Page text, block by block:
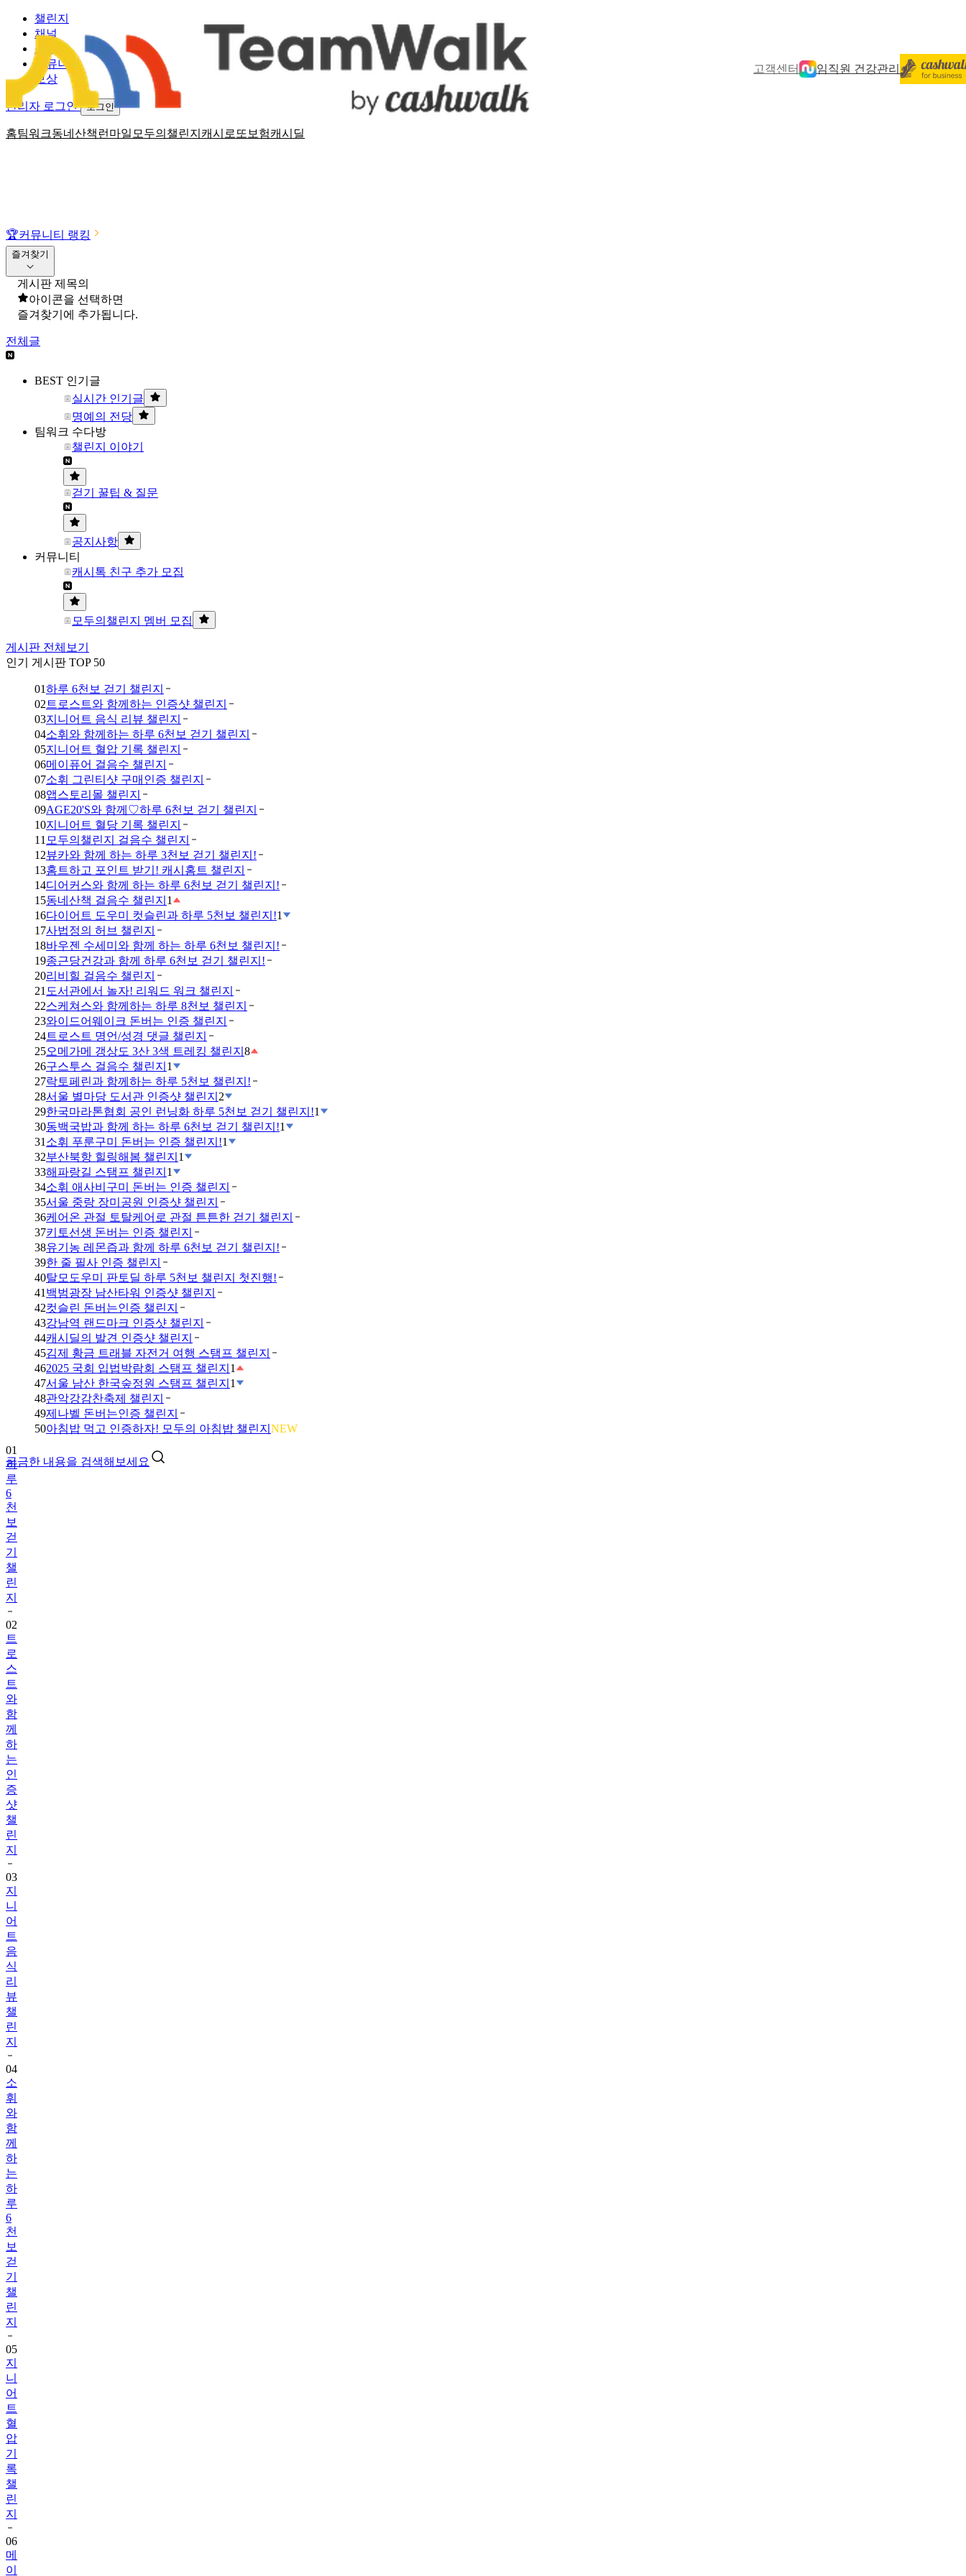
고객센터 임직원 건강관리
홈팀워크동네산책 런마일 모두의챌린지 캐시로또 보험캐시딜
챌린지
채널
소식
커뮤니티
보상
관리자 로그인 로그인
🏆커뮤니티 랭킹
즐겨찾기
게시판 제목의
아이콘을 선택하면
즐겨찾기에 추가됩니다.
전체글
BEST 인기글
실시간 인기글
명예의 전당
팀워크 수다방
챌린지 이야기
걷기 꿀팁 & 질문
공지사항
커뮤니티
캐시톡 친구 추가 모집
모두의챌린지 멤버 모집
게시판 전체보기
인기 게시판 TOP 50
01하루 6천보 걷기 챌린지
02 트로스트와 함께하는 인증샷 챌린지
03지니어트 음식 리뷰 챌린지
04소휘와 함께하는 하루 6천보 걷기 챌린지
05지니어트 혈압 기록 챌린지
06메이퓨어 걸음수 챌린지
07소휘 그린티샷 구매인증 챌린지
08앱스토리몰 챌린지
09AGE20'S와 함께♡하루 6천보 걷기 챌린지
10지니어트 혈당 기록 챌린지
11 모두의챌린지 걸음수 챌린지
12뷰카와 함께 하는 하루 3천보 걷기 챌린지!
13홈트하고 포인트 받기! 캐시홈트 챌린지
14디어커스와 함께 하는 하루 6천보 걷기 챌린지!
15동네산책 걸음수 챌린지 1
16다이어트 도우미 컷슬린과 하루 5천보 챌린지!1
17사법정의 허브 챌린지
18바우젠 수세미와 함께 하는 하루 6천보 챌린지!
19종근당건강과 함께 하루 6천보 걷기 챌린지!
20리비힐 걸음수 챌린지
21 도서관에서 놀자! 리워드 워크 챌린지
22스케쳐스와 함께하는 하루 8천보 챌린지
23와이드어웨이크 돈버는 인증 챌린지
24트로스트 명언/성경 댓글 챌린지
25오메가메 갱상도 3산 3색 트레킹 챌린지 8
26구스투스 걸음수 챌린지 1
27락토페린과 함께하는 하루 5천보 챌린지!
28서울 별마당 도서관 인증샷 챌린지 2
29한국마라톤협회 공인 런닝화 하루 5천보 걷기 챌린지!1
30동백국밥과 함께 하는 하루 6천보 걷기 챌린지!1
31 소휘 푸룬구미 돈버는 인증 챌린지!1
32부산북항 힐링해봄 챌린지 1
33해파랑길 스탬프 챌린지 1
34소휘 애사비구미 돈버는 인증 챌린지
35서울 중랑 장미공원 인증샷 챌린지
36케어온 관절 토탈케어로 관절 튼튼한 걷기 챌린지
37키토선생 돈버는 인증 챌린지
38유기농 레몬즙과 함께 하루 6천보 걷기 챌린지!
39한 줄 필사 인증 챌린지
40탈모도우미 판토딜 하루 5천보 챌린지 첫진행!
41 백범광장 남산타워 인증샷 챌린지
42컷슬린 돈버는인증 챌린지
43강남역 랜드마크 인증샷 챌린지
44캐시딜의 발견 인증샷 챌린지
45김제 황금 트래블 자전거 여행 스탬프 챌린지
462025 국회 입법박람회 스탬프 챌린지 1
47서울 남산 한국숲정원 스탬프 챌린지 1
48관악강감찬축제 챌린지
49제나벨 돈버는인증 챌린지
50아침밥 먹고 인증하자! 모두의 아침밥 챌린지 NEW
궁금한 내용을 검색해보세요
루
6
천
보
걷
기
챌
린
지
02
트
로
스
트
와
함
께
하
는
인
증
샷
챌
린
지
03
지
니
어
트
음
식
리
뷰
챌
린
지
04
소
휘
와
함
께
하
는
하
루
6
천
보
걷
기
챌
린
지
05
지
니
어
트
혈
압
기
록
챌
린
지
06
메
이
퓨